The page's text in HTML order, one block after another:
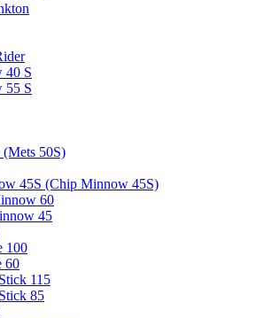
40 S
55 S
50S)
45S (Chip Minnow 45S)
60
45
100
60
115
85